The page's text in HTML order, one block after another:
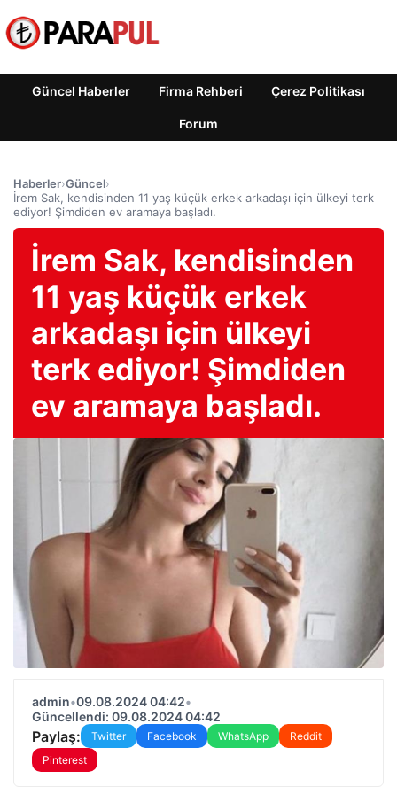
Güncel Haberler Firma Rehberi Çerez Politikası
Forum
Haberler›Güncel›
İrem Sak, kendisinden 11 yaş küçük erkek arkadaşı için ülkeyi terk
ediyor! Şimdiden ev aramaya başladı.
İrem Sak, kendisinden
11 yaş küçük erkek
arkadaşı için ülkeyi
terk ediyor! Şimdiden
ev aramaya başladı.
admin•09.08.2024 04:42•
Güncellendi: 09.08.2024 04:42
Paylaş: Twitter Facebook WhatsApp
Reddit
Pinterest